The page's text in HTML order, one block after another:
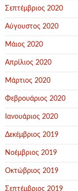
Σεπτέμβριος 2020
Αύγουστος 2020
Μάιος 2020
Απρίλιος 2020
Μάρτιος 2020
Φεβρουάριος 2020
Ιανουάριος 2020
Δεκέμβριος 2019
Νοέμβριος 2019
Οκτώβριος 2019
Σεπτέμβριος 2019